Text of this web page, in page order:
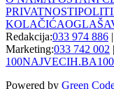
PRIVATNOSTI
KOLAČIĆA
Redakcija:033 974 886 |
Marketing:033 742 002 |
100NAJVECIH.BA
Powered by Green